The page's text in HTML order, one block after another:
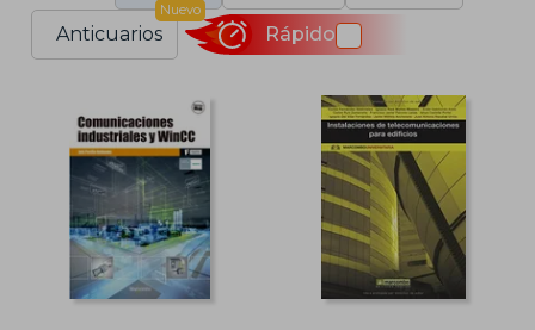
Anticuarios
Nuevo
Rápido